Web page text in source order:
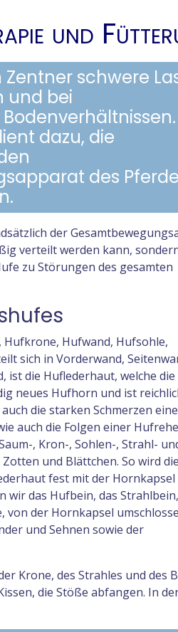
und
schwere
und bei
dazu, die
des
der
verteilt werden kann,
zu Störungen des gesamten
Hufwand, Hufsohle,
sich in Vorderwand,
ist die Huflederhaut, welche die
neues Hufhorn und ist
die starken Schmerzen
auch die Folgen einer
, Kron-, Sohlen-, Strahl-
und Blättchen. So wird die
fest mit der Hornkapsel
wir das Hufbein, das
von der Hornkapsel
und Sehnen sowie der
Krone, des Strahles und des
die Stöße abfangen. In